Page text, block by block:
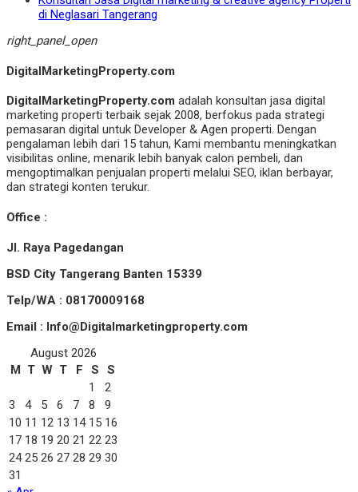
di Neglasari Tangerang
right_panel_open
DigitalMarketingProperty.com
DigitalMarketingProperty.com adalah konsultan jasa digital
marketing properti terbaik sejak 2008, berfokus pada strategi
pemasaran digital untuk Developer & Agen properti. Dengan
pengalaman lebih dari 15 tahun, Kami membantu meningkatkan
visibilitas online, menarik lebih banyak calon pembeli, dan
mengoptimalkan penjualan properti melalui SEO, iklan berbayar,
dan strategi konten terukur.
Office :
Jl. Raya Pagedangan
BSD City Tangerang Banten 15339
Telp/WA : 08170009168
Email : Info@Digitalmarketingproperty.com
August 2026
M
T W T F S
S
1
2
3
4 5 6 7 8
9
10 11 12 13 14 15 16
17 18 19 20 21 22 23
24 25 26 27 28 29 30
31